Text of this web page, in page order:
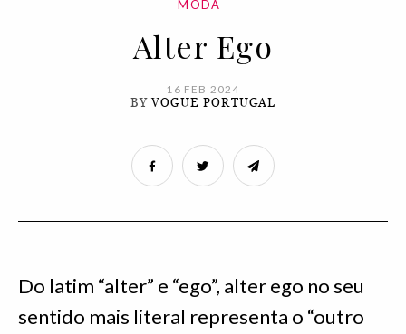
MODA
Alter Ego
16 FEB 2024
BYVOGUE PORTUGAL
Do latim “alter” e “ego”, alter ego no seu
sentido mais literal representa o “outro